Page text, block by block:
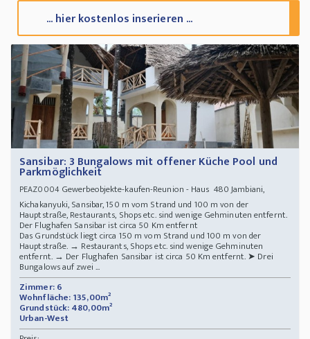
... hier kostenlos inserieren ...
Sansibar: 3 Bungalows mit offener Küche Pool und
Parkmöglichkeit
PEAZ0004Gewerbeobjekte-kaufen-Reunion - Haus 480 Jambiani,
Kichakanyuki, Sansibar, 150 m vom Strand und 100 m von der
Hauptstraße, Restaurants, Shops etc. sind wenige Gehminuten entfernt.
Der Flughafen Sansibar ist circa 50 Km entfernt
Das Grundstück liegt circa 150 m vom Strand und 100 m von der
Hauptstraße. → Restaurants, Shops etc. sind wenige Gehminuten
entfernt. → Der Flughafen Sansibar ist circa 50 Km entfernt. ➤ Drei
Bungalows auf zwei ...
Zimmer: 6
Wohnfläche: 135,00m²
Grundstück: 480,00m²
Urban-West